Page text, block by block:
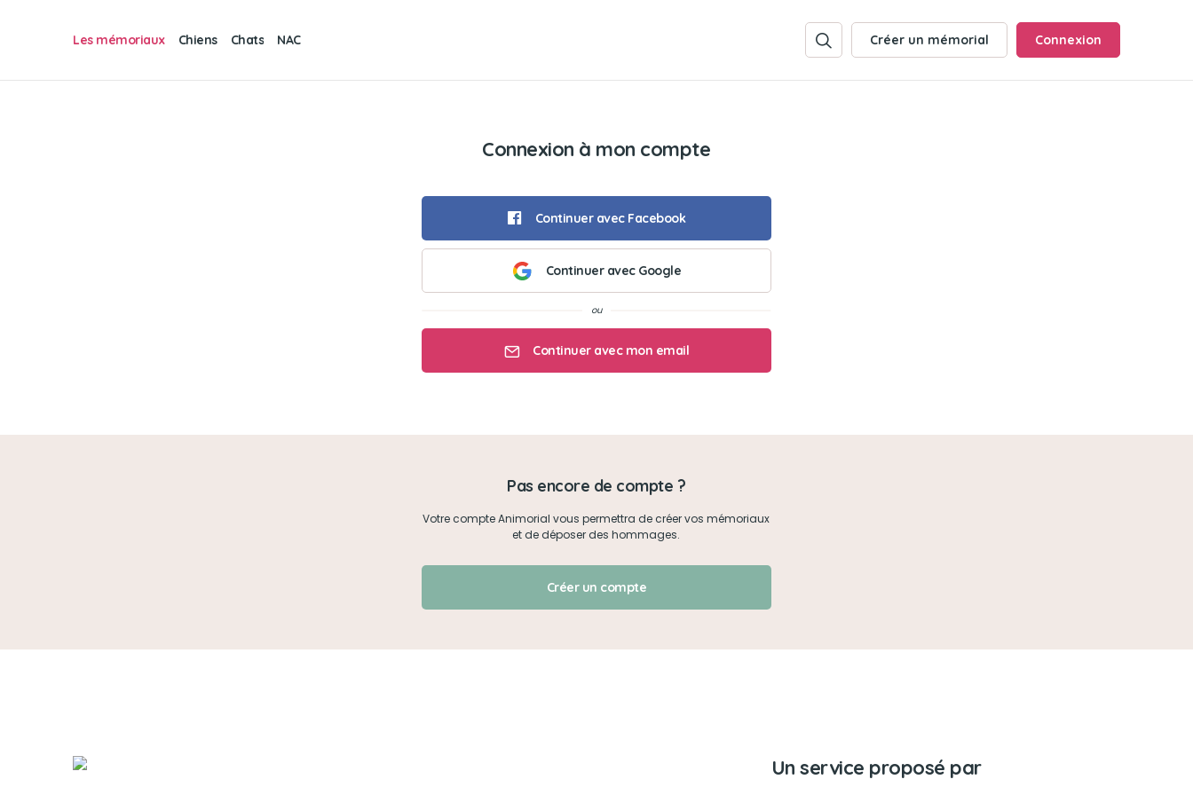
Les mémoriaux Chiens Chats NAC Créer un mémorial Connexion
Connexion à mon compte
Continuer avec Facebook
Continuer avec Google
Continuer avec mon email
Pas encore de compte ?
Votre compte Animorial vous permettra de créer vos mémoriaux
et de déposer des hommages.
Créer un compte
Un service proposé par